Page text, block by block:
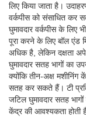
लिए किया जाता है।
वर्कपीस को संसाधित कर
घुमावदार वर्कपीस के लिए
पूरा करने के लिए बॉल एंड
अधिक है, लेकिन दक्षता
घुमावदार सतह भागों का
क्योंकि तीन-अक्ष
सतह कर सकते हैं। टी
जटिल घुमावदार सतह
केंद्र की आवश्यकता होती